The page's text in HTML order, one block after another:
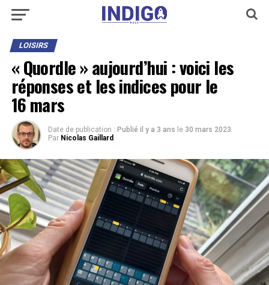
LOISIRS
« Quordle » aujourd’hui : voici les
réponses et les indices pour le
16 mars
Date de publication : Publié il y a 3 ans le 30 mars 2023
Par Nicolas Gaillard